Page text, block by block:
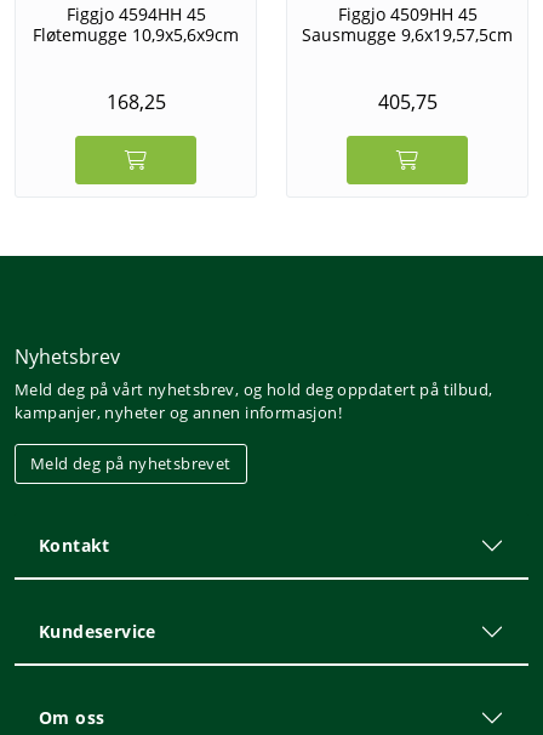
Figgjo 4594HH 45
Fløtemugge 10,9x5,6x9cm
168,25
Figgjo 4509HH 45
Sausmugge 9,6x19,57,5cm
405,75
Nyhetsbrev
Meld deg på vårt nyhetsbrev, og hold deg oppdatert på tilbud,
kampanjer, nyheter og annen informasjon!
Meld deg på nyhetsbrevet
Kontakt
Kundeservice
Om oss